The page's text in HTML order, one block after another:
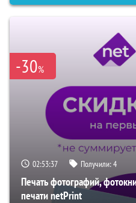
-30%
02:53:36 Получили:4
Печать фотографий,
печати netPrint